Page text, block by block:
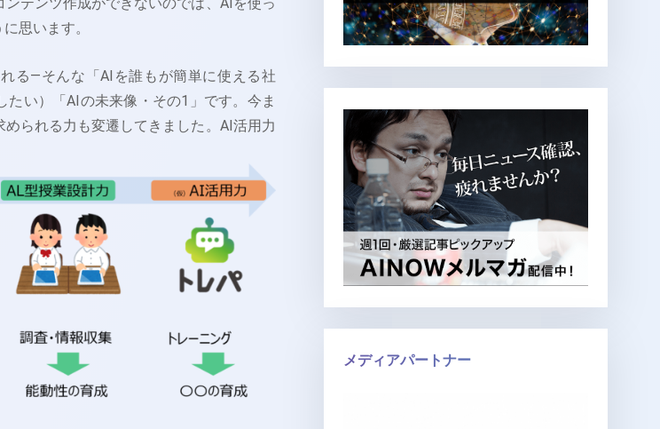
テンツ作成ができないのでは、AIを使っ
思います。
る―そんな「AIを誰もが簡単に使える社
い）「AIの未来像・その1」です。今ま
られる力も変遷してきました。AI活用力
メディアパートナー